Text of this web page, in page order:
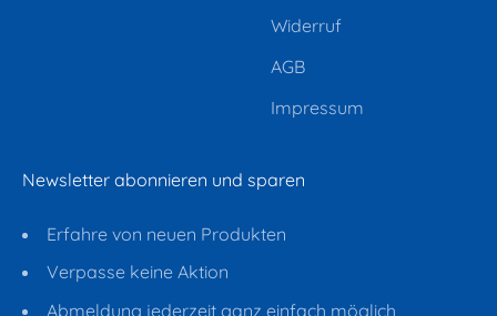
Widerruf
AGB
Impressum
Newsletter abonnieren und sparen
Erfahre von neuen Produkten
Verpasse keine Aktion
Abmeldung jederzeit ganz einfach möglich